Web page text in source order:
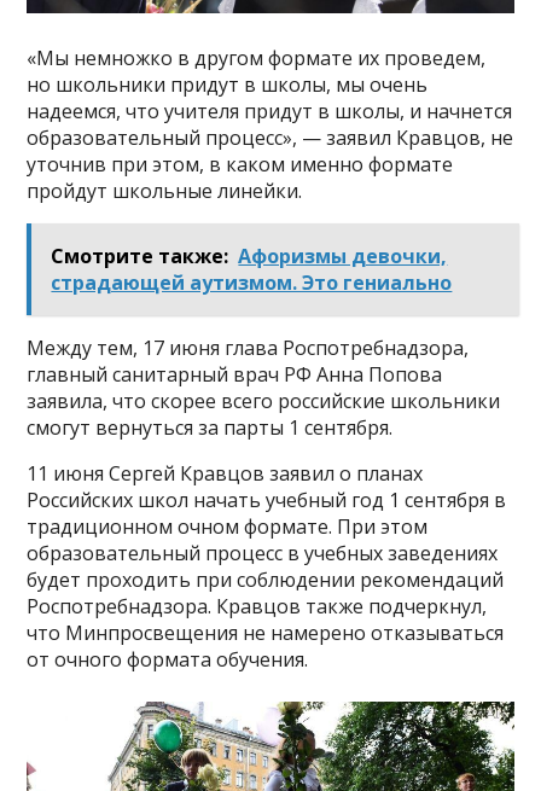
«Мы немножко в другом формате их проведем,
но школьники придут в школы, мы очень
надеемся, что учителя придут в школы, и начнется
образовательный процесс», — заявил Кравцов, не
уточнив при этом, в каком именно формате
пройдут школьные линейки.
Смотрите также: Афоризмы девочки,
страдающей аутизмом. Это гениально
Между тем, 17 июня глава Роспотребнадзора,
главный санитарный врач РФ Анна Попова
заявила, что скорее всего российские школьники
смогут вернуться за парты 1 сентября.
11 июня Сергей Кравцов заявил о планах
Российских школ начать учебный год 1 сентября в
традиционном очном формате. При этом
образовательный процесс в учебных заведениях
будет проходить при соблюдении рекомендаций
Роспотребнадзора. Кравцов также подчеркнул,
что Минпросвещения не намерено отказываться
от очного формата обучения.